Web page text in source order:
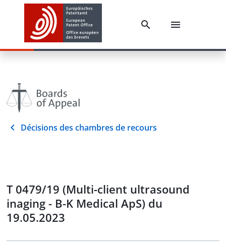
Décisions des chambres de recours
T 0479/19 (Multi-client ultrasound
inaging - B-K Medical ApS) du
19.05.2023